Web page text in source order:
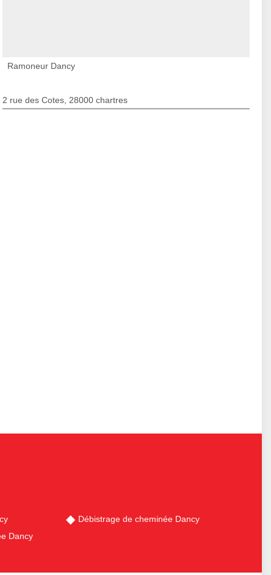
Ramoneur Dancy
2 rue des Cotes, 28000 chartres
Dancy
Débistrage de cheminée Dancy